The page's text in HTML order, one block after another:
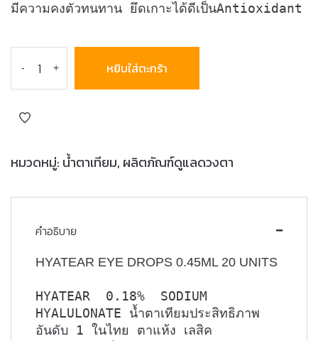
มีความคงตัวทนทาน ยึดเกาะได้ดีเป็นAntioxidant
- + หยิบใส่ตะกร้า
หมวดหมู่: น้ำตาเทียม, ผลิตภัณฑ์ดูแลดวงตา
คำอธิบาย
HYATEAR EYE DROPS 0.45ML 20 UNITS
HYATEAR 0.18% SODIUM
HYALULONATE น้ำตาเทียมประสิทธิภาพ
อันดับ 1 ในไทย ตาแห้ง เลสิค